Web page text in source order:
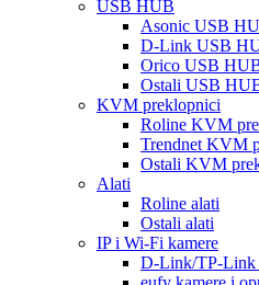
USB HUB
Asonic USB
D-Link USB
Orico USB
Ostali USB
KVM preklopnici
Roline KVM
Trendnet KVM
Ostali KVM
Alati
Roline alati
Ostali alati
IP i Wi-Fi kamere
D-Link/TP-Link